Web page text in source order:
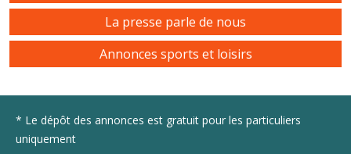
La presse parle de nous
Annonces sports et loisirs
* Le dépôt des annonces est gratuit pour les particuliers
uniquement